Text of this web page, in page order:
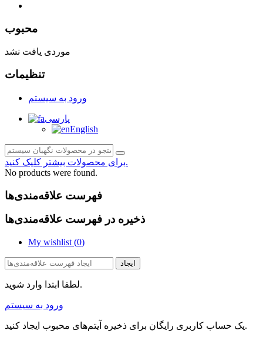
محبوب
موردی یافت نشد
تنظیمات
ورود به سیستم
پارسی
English
برای محصولات بیشتر کلیک کنید.
No products were found.
فهرست علاقه‌مندی‌ها
ذخیره در فهرست علاقه‌مندی‌ها
My wishlist (0)
ایجاد
لطفا ابتدا وارد شوید.
ورود به سیستم
یک حساب کاربری رایگان برای ذخیره آیتم‌های محبوب ایجاد کنید.